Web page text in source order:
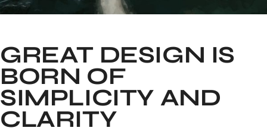
GREAT DESIGN IS
BORN OF
SIMPLICITY AND
CLARITY